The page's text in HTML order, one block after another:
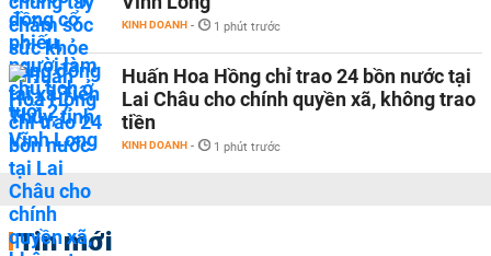
KINH DOANH - 1 phút trước
Huấn Hoa Hồng chỉ trao 24 bồn nước tại
Lai Châu cho chính quyền xã, không trao
tiền
KINH DOANH - 1 phút trước
Tin mới